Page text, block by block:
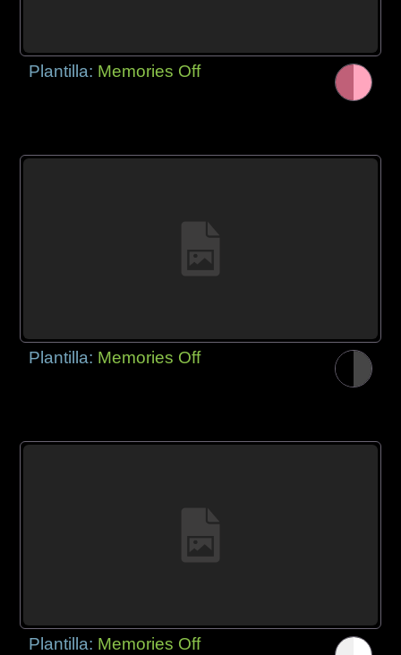
Plantilla: Memories Off
Plantilla: Memories Off
Plantilla: Memories Off